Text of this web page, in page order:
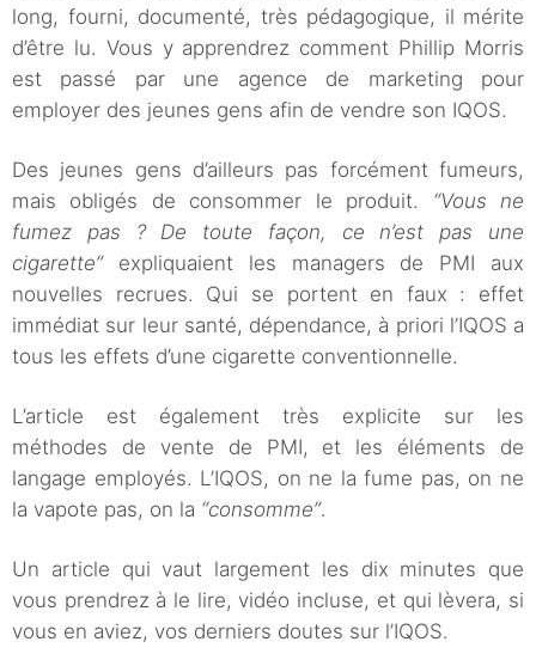
long, fourni, documenté, très pédagogique, il mérite
d’être lu. Vous y apprendrez comment Phillip Morris
est passé par une agence de marketing pour
employer des jeunes gens afin de vendre son IQOS.
Des jeunes gens d’ailleurs pas forcément fumeurs,
mais obligés de consommer le produit. “Vous ne
fumez pas ? De toute façon, ce n’est pas une
cigarette”expliquaient les managers de PMI aux
nouvelles recrues. Qui se portent en faux : effet
immédiat sur leur santé, dépendance, à priori l’IQOS a
tous les effets d’une cigarette conventionnelle.
L’article est également très explicite sur les
méthodes de vente de PMI, et les éléments de
langage employés. L’IQOS, on ne la fume pas, on ne
la vapote pas, on la “consomme”.
Un article qui vaut largement les dix minutes que
vous prendrez à le lire, vidéo incluse, et qui lèvera, si
vous en aviez, vos derniers doutes sur l’IQOS.